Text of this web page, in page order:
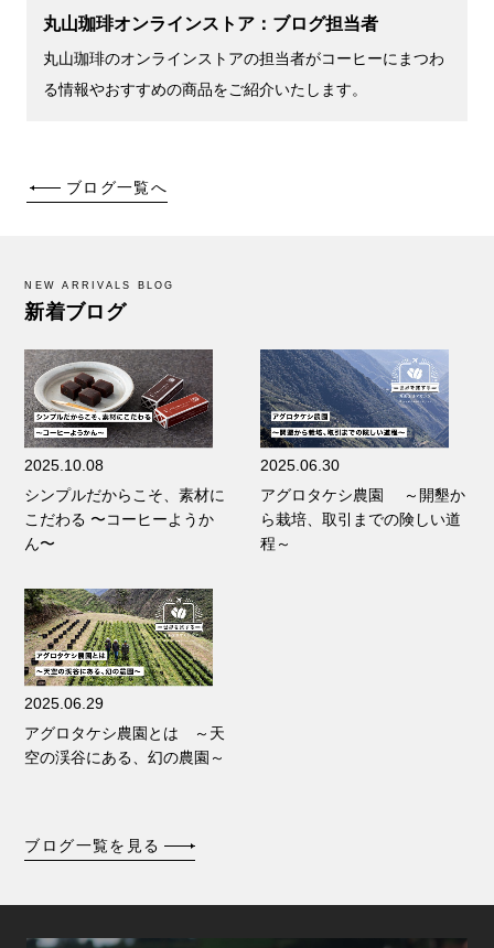
丸山珈琲オンラインストア：ブログ担当者
丸山珈琲のオンラインストアの担当者がコーヒーにまつわ
る情報やおすすめの商品をご紹介いたします。
ブログ一覧へ
NEW ARRIVALS BLOG
新着ブログ
2025.10.08
シンプルだからこそ、素材に
こだわる 〜コーヒーようか
ん〜
2025.06.30
アグロタケシ農園 ～開墾か
ら栽培、取引までの険しい道
程～
2025.06.29
アグロタケシ農園とは ～天
空の渓谷にある、幻の農園～
ブログ一覧を見る